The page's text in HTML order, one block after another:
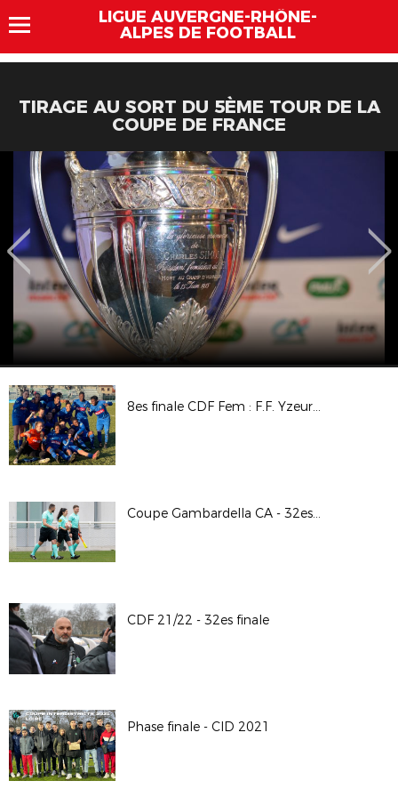
LIGUE AUVERGNE-RHÔNE-
ALPES DE FOOTBALL
TIRAGE AU SORT DU 5ÈME TOUR DE LA
COUPE DE FRANCE
8es finale CDF Fem : F.F. Yzeure A.A. / LOSC © 𝘗𝘩𝘰𝘵𝘰𝘴 LAuRAFoot - 𝘈𝘭𝘢𝘪𝘯 𝘊𝘏𝘌𝘕𝘌𝘝𝘐𝘌𝘙𝘌
Coupe Gambardella CA - 32es finale / A.S. Saint-Priest - Lyon - La Duchère
CDF 21/22 - 32es finale
Phase finale - CID 2021